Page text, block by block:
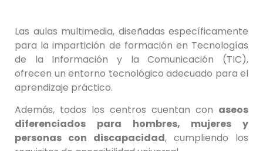
Las aulas multimedia, diseñadas específicamente
para la impartición de formación en Tecnologías
de la Información y la Comunicación (TIC),
ofrecen un entorno tecnológico adecuado para el
aprendizaje práctico.
Además, todos los centros cuentan con aseos
diferenciados para hombres, mujeres y
personas con discapacidad, cumpliendo los